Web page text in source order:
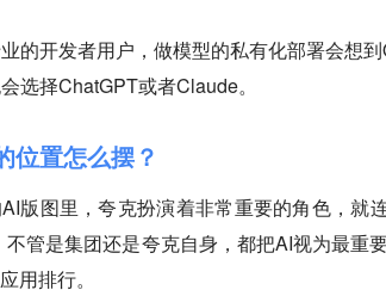
的开发者用户，做模型的私有化部署会想
选择ChatGPT或者Claude。
位置怎么摆？
版图里，夸克扮演着非常重要的角色，就
不管是集团还是夸克自身，都把AI视为最
用排行。